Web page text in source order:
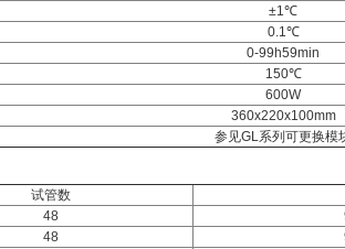
±1℃
0.1℃
0-99h59min
150℃
600W
360x220x100mm
参见GL系列可更换模
试管数
48
48